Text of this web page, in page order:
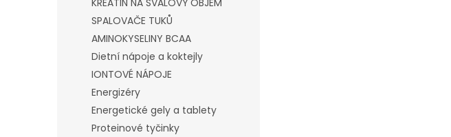
KREATIN NA SVALOVÝ OBJEM
SPALOVAČE TUKŮ
AMINOKYSELINY BCAA
Dietní nápoje a koktejly
IONTOVÉ NÁPOJE
Energizéry
Energetické gely a tablety
Proteinové tyčinky